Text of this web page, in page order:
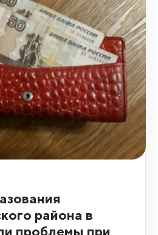
района в
проблемы при